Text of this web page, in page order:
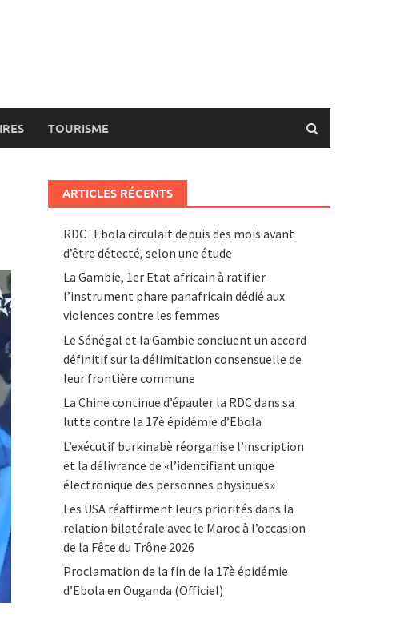
TOURISME
ARTICLES RÉCENTS
RDC : Ebola circulait depuis des mois avant
d’être détecté, selon une étude
La Gambie, 1er Etat africain à ratifier
l’instrument phare panafricain dédié aux
violences contre les femmes
Le Sénégal et la Gambie concluent un accord
définitif sur la délimitation consensuelle de
leur frontière commune
La Chine continue d’épauler la RDC dans sa
lutte contre la 17è épidémie d’Ebola
L’exécutif burkinabè réorganise l’inscription
et la délivrance de «l’identifiant unique
électronique des personnes physiques»
Les USA réaffirment leurs priorités dans la
relation bilatérale avec le Maroc à l’occasion
de la Fête du Trône 2026
Proclamation de la fin de la 17è épidémie
d’Ebola en Ouganda (Officiel)